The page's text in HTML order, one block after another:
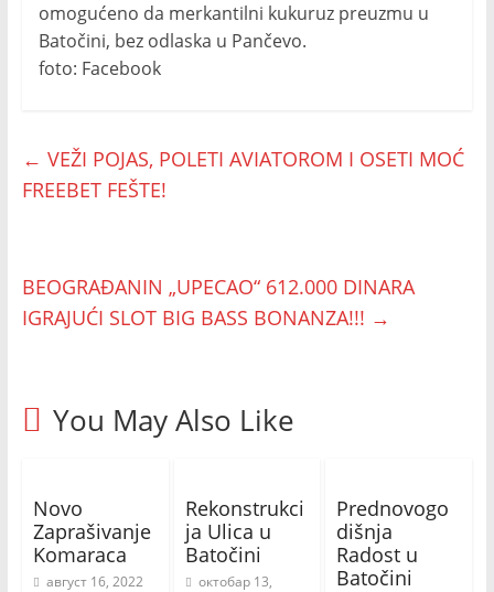
omogućeno da merkantilni kukuruz preuzmu u
Batočini, bez odlaska u Pančevo.
foto: Facebook
← VEŽI POJAS, POLETI AVIATOROM I OSETI MOĆ
FREEBET FEŠTE!
BEOGRAĐANIN „UPECAO“ 612.000 DINARA
IGRAJUĆI SLOT BIG BASS BONANZA!!! →
You May Also Like
Novo
Zaprašivanje
Komaraca
август 16, 2022
Rekonstrukci
ja Ulica u
Batočini
октобар 13,
Prednovogo
dišnja
Radost u
Batočini